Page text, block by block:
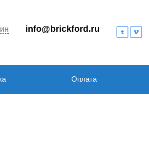
info@brickford.ru
Оплата